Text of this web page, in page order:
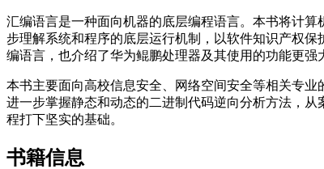
汇编语言是一种面向机器的底层编程语言。本书将计
步理解系统和程序的底层运行机制，以软件知识产权
编语言，也介绍了华为鲲鹏处理器及其使用的功能更强
本书主要面向高校信息安全、网络空间安全等相关专
进一步掌握静态和动态的二进制代码逆向分析方法，
程打下坚实的基础。
书籍信息